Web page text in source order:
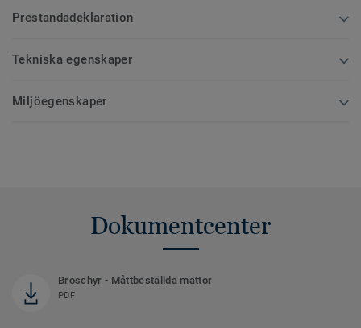
Prestandadeklaration
Tekniska egenskaper
Miljöegenskaper
Dokumentcenter
Broschyr - Måttbeställda mattor
PDF